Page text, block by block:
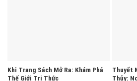
Khi Trang Sách Mở Ra: Khám Phá
Thế Giới Tri Thức
Thuyết
Thủy: